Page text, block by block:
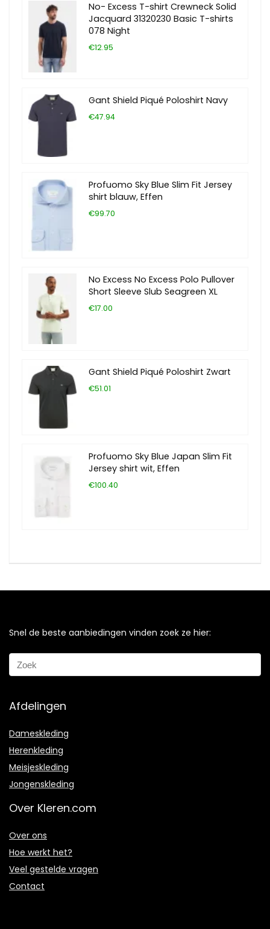
No- Excess T-shirt Crewneck Solid
Jacquard 31320230 Basic T-shirts
078 Night
€12.95
Gant Shield Piqué Poloshirt Navy
€47.94
Profuomo Sky Blue Slim Fit Jersey
shirt blauw, Effen
€99.70
No Excess No Excess Polo Pullover
Short Sleeve Slub Seagreen XL
€17.00
Gant Shield Piqué Poloshirt Zwart
€51.01
Profuomo Sky Blue Japan Slim Fit
Jersey shirt wit, Effen
€100.40
Snel de beste aanbiedingen vinden zoek ze hier:
Afdelingen
Dameskleding
Herenkleding
Meisjeskleding
Jongenskleding
Over Kleren.com
Over ons
Hoe werkt het?
Veel gestelde vragen
Contact